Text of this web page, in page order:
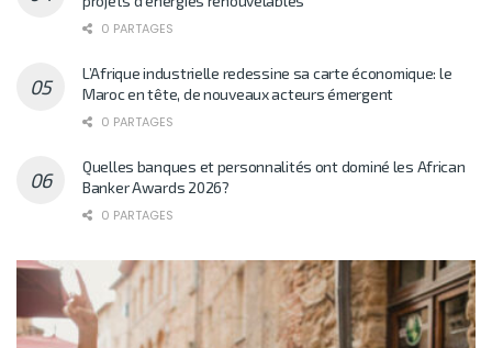
0 PARTAGES
L’Afrique industrielle redessine sa carte économique: le
Maroc en tête, de nouveaux acteurs émergent
0 PARTAGES
Quelles banques et personnalités ont dominé les African
Banker Awards 2026?
0 PARTAGES